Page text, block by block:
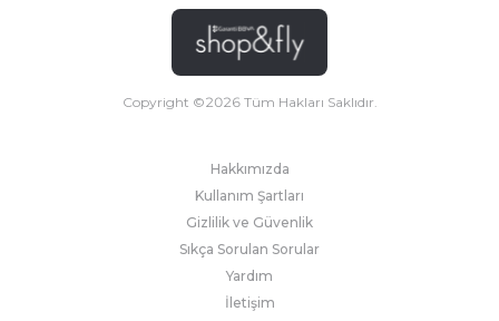
Copyright ©2026Tüm Hakları Saklıdır.
Hakkımızda
Kullanım Şartları
Gizlilik ve Güvenlik
Sıkça Sorulan Sorular
Yardım
İletişim